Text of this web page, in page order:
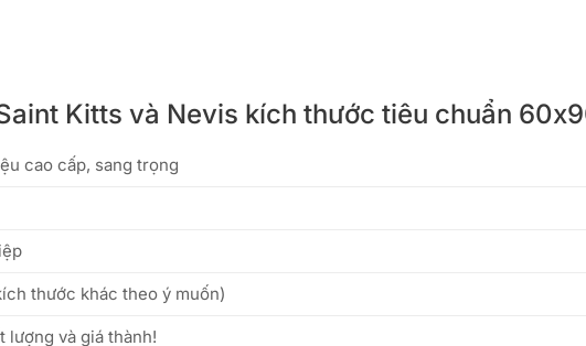
Kitts và Nevis kích thước tiêu chuẩn
cao cấp, sang trọng
thước khác theo ý muốn)
lượng và giá thành!